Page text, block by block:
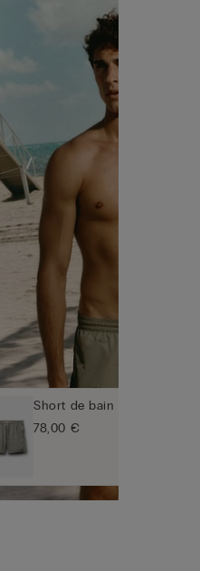
Short de bain avec
78,00 €